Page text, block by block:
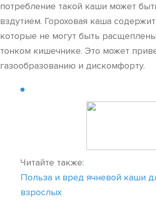
потребление такой каши может
вздутием. Гороховая каша
которые не могут быть
тонком кишечнике. Это может
газообразованию и дискомфорту.
Читайте также:
Польза и вред ячневой каши
взрослых